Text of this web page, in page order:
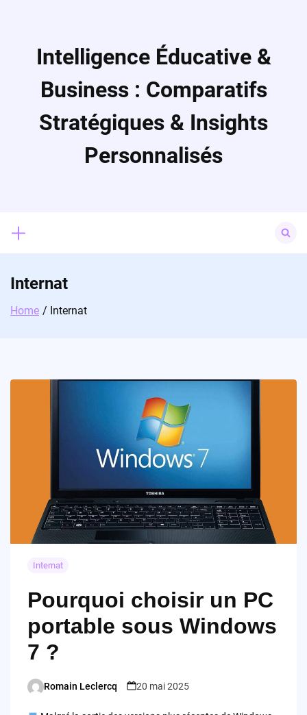
Intelligence Éducative &
Business : Comparatifs
Stratégiques & Insights
Personnalisés
for:
Internat
Home Internat
Internat
Pourquoi choisir un PC
portable sous Windows
7 ?
Posted
Romain Leclercq 20 mai 2025